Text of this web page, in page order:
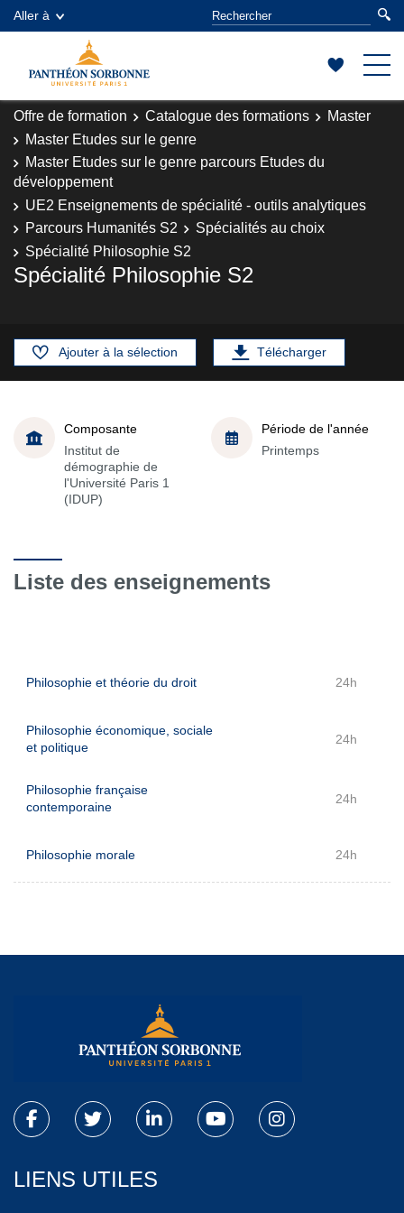
Aller à
Offre de formation Catalogue des formations
Master
Master Etudes sur le genre
Master Etudes sur le genre parcours Etudes du
développement
UE2 Enseignements de spécialité - outils analytiques
Parcours Humanités S2
Spécialités au choix
Spécialité Philosophie S2
Spécialité Philosophie S2
Ajouter à la sélection Télécharger
Composante
Institut de
démographie de
l'Université Paris 1
(IDUP)
Période de l'année
Printemps
Liste des enseignements
Philosophie et théorie du droit 24h
Philosophie économique, sociale
et politique
24h
Philosophie française
contemporaine
24h
Philosophie morale 24h
LIENS UTILES